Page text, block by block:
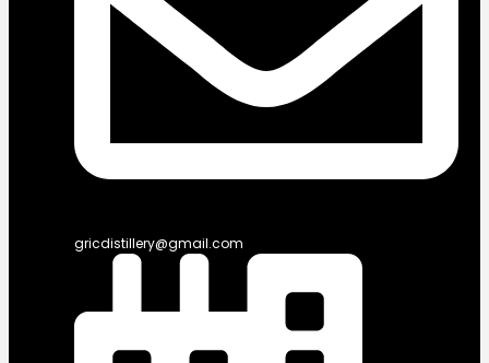
gricdistillery@gmail.com